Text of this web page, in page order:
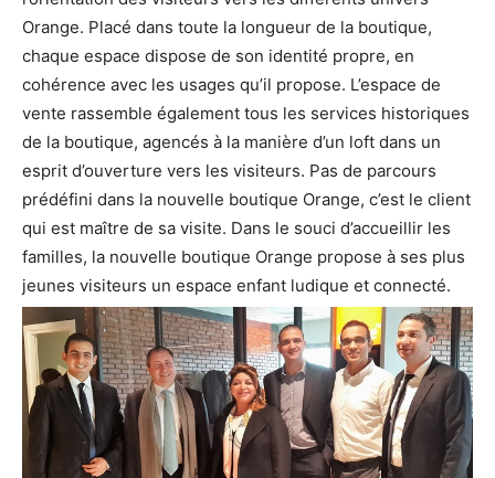
Orange. Placé dans toute la longueur de la boutique,
chaque espace dispose de son identité propre, en
cohérence avec les usages qu’il propose. L’espace de
vente rassemble également tous les services historiques
de la boutique, agencés à la manière d’un loft dans un
esprit d’ouverture vers les visiteurs. Pas de parcours
prédéfini dans la nouvelle boutique Orange, c’est le client
qui est maître de sa visite. Dans le souci d’accueillir les
familles, la nouvelle boutique Orange propose à ses plus
jeunes visiteurs un espace enfant ludique et connecté.